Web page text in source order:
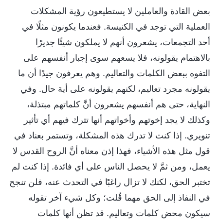
بعض القادة والعاملين لا يستطيعون رؤية المشكلات
العملية التي توجد في الكنيسة. فعندما يكونون مثلًا في
أحد التجمعات، يشعرون أنهم لا يملكون شيئًا جديرًا
بالاهتمام يقولونه، فلا يسعهم سوى إجبار أنفسهم على
التفوه ببعض الكلمات والتعاليم. وهم يعرفون جيدًا أن ما
يقولونه مجرد تعاليم، لكنهم يقولونه على أية حال. وفي
النهاية، حتى هم أنفسهم يشعرون أنَّ كلماتهم مبتذلة،
وكذلك لا يجد إخوتهم وأخواتهم أنها تترك فيهم أي تأثير
تنويري. إذا كنت لا تدرك هذه المشكلة، وتستمر بعناد في
قول مثل هذه الأشياء، فهذا إذن معناه أنَّ الروح القدس لا
يعمل، ومن ثمَّ لا يحصل الناس على أي فائدة. إذا كنت لم
تختبر الحق، لكنك لا تزال راغبًا في التحدث عنه، فلن تنجح
في النفاذ إلى الحق مهما قُلت؛ وكل شيء آخر تقوله
سيكون محض كلمات وتعاليم. قد تظن أنها كلمات